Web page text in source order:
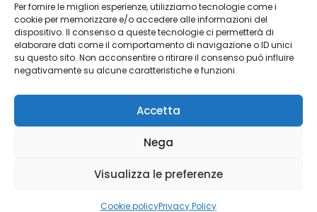
Per fornire le migliori esperienze, utilizziamo tecnologie come i
cookie per memorizzare e/o accedere alle informazioni del
dispositivo. Il consenso a queste tecnologie ci permetterà di
elaborare dati come il comportamento di navigazione o ID unici
su questo sito. Non acconsentire o ritirare il consenso può influire
negativamente su alcune caratteristiche e funzioni.
Accetta
Nega
Visualizza le preferenze
Cookie policyPrivacy Policy
Registro delle imprese di Salerno
Codice univoco:5RUO82D
Cap.sociale: €582.400,00
© 2026 it-srl. All rights reserved.